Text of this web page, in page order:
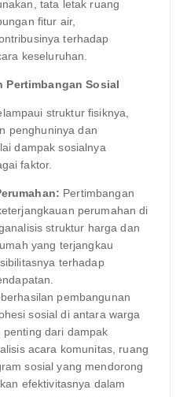
tata letak ruang
fitur air,
terhadap
keseluruhan.
Pertimbangan Sosial
struktur fisiknya,
penghuninya dan
dampak sosialnya
faktor.
Pertimbangan
perumahan di
struktur harga dan
yang terjangkau
terhadap
pembangunan
sosial di antara warga
dari dampak
acara komunitas, ruang
sosial yang mendorong
efektivitasnya dalam